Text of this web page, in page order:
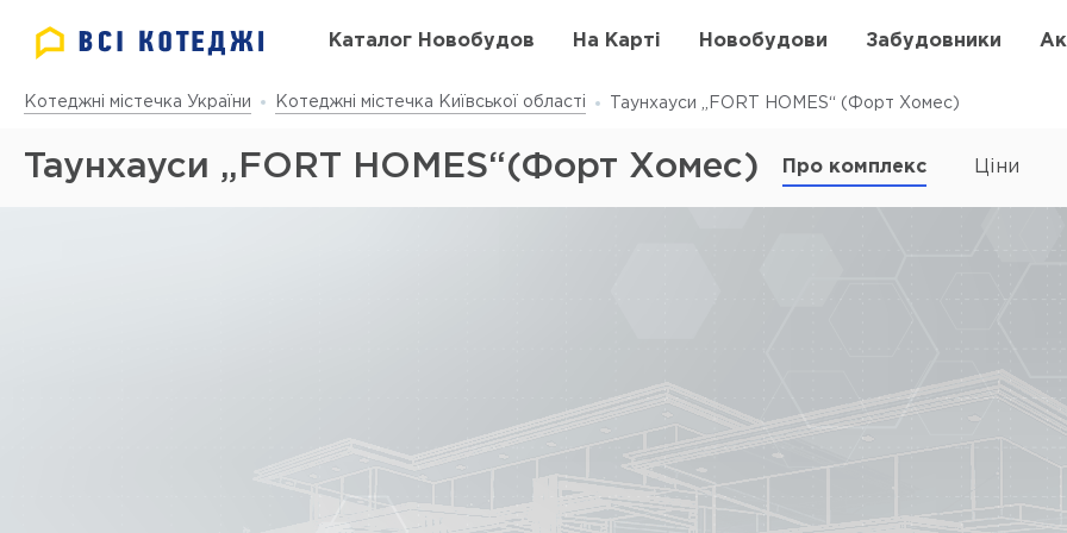
Каталог Новобудов На Карті Новобудови Забудовники
Котеджні містечка України Котеджні містечка Київської області Таунхауси „FORT HOMES“ (Форт Хомес)
Таунхауси „FORT HOMES“(Форт Хомес) Про комплекс Ціни